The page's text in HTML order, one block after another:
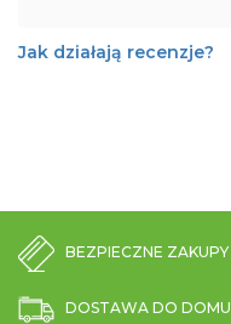
Jak działają recenzje?
BEZPIECZNE ZAKUPY
DOSTAWA DO DOMU